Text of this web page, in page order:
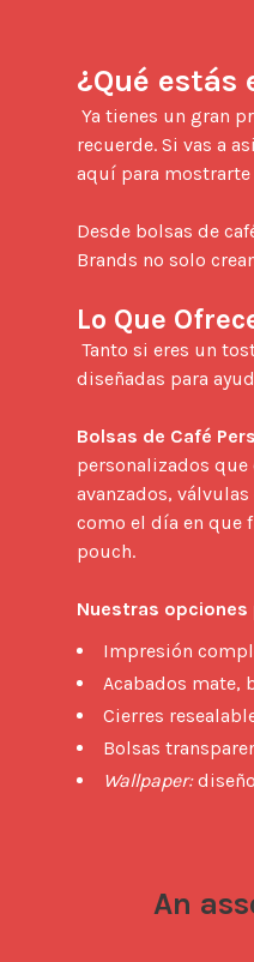
¿Qué estás
recuerde. Si vas a
aquí para
Desde bolsas de
Brands no solo
Lo Que
diseñadas para
Bolsas de Café
personalizados que
avanzados,
como el día en que
pouch.
Nuestras opciones
Impresión
Acabados
Cierres
Bolsas
Wallpaper:
An